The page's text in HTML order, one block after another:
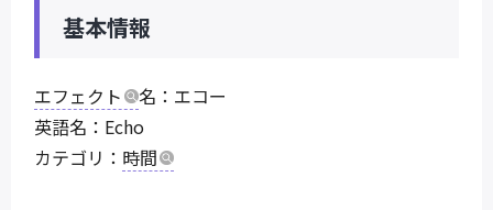
基本情報
エフェクト
名：エコー
英語名：Echo
カテゴリ： 時間